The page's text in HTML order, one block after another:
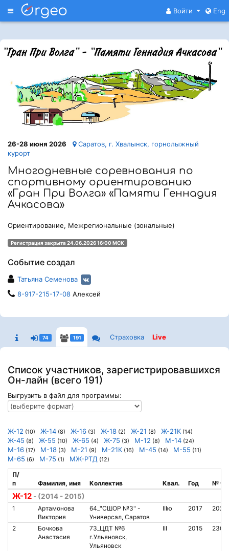
Меню Войти Eng
26-28 июня 2026
Саратов, г. Хвалынск, горнолыжный
курорт
Многодневные соревнования по
спортивному ориентированию
«Гран При Волга» «Памяти Геннадия
Ачкасова»
Ориентирование, Межрегиональные (зональные)
Регистрация закрыта 24.06.2026 16:00 МСК
Событие создал
Татьяна Семенова
8-917-215-17-08 Алексей
74 191 Страховка Live
Список участников, зарегистрировавшихся
Он-лайн (всего 191)
Выгрузить в файл для программы:
Ж-12 (10) Ж-14 (8) Ж-16 (3) Ж-18 (2) Ж-21 (8) Ж-21К (14)
Ж-45 (8) Ж-55 (10) Ж-65 (4) Ж-75 (3) М-12 (8) М-14 (24)
М-16 (17) М-18 (3) М-21 (9) М-21К (16) М-45 (14) М-55 (11)
М-65 (6) М-75 (1) МЖ-РТД (12)
Ж-12 - (2014 - 2015)
П/
п
Фамилия, имя Коллектив Квал. Год №
1
Артамонова
Виктория
64_"СШОР №3" -
Универсал, Саратов
IIIю 2017
2
Бочкова
Анастасия
73_ЦДТ №6
г.Ульяновск,
Ульяновск
III 2015